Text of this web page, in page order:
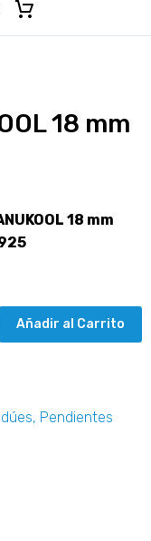
18 mm
18 mm
Añadir al Carrito
, Pendientes